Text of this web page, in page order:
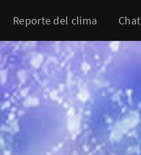
Reporte del clima Chat